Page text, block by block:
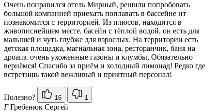
Очень понравился отель Мирный, решили попробовать
большой компанией приехать поплавать в бассейне ит
познакомится с территорией. Из плюсов, находится в
живописнейшем месте, басейн с тёплой водой, он есть для
малышей и чуть глубже для взрослых. На территории есть
детская площадка, магнальная зона, ресторанчик, баня на
дроапз. очень ухоженные газоны и клумбы, Обязательно
вернёмся! Спасибо за приём и холодный лимонад! Редко где
встретишь такой вежливый и приятный персонал!
Полезно? 16 1
ГГребенюк Сергей